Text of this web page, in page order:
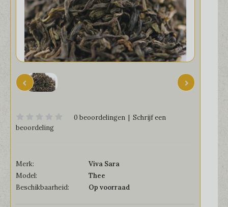
0 beoordelingen | Schrijf een
beoordeling
Merk:
Viva Sara
Model:
Thee
Beschikbaarheid:
Op voorraad